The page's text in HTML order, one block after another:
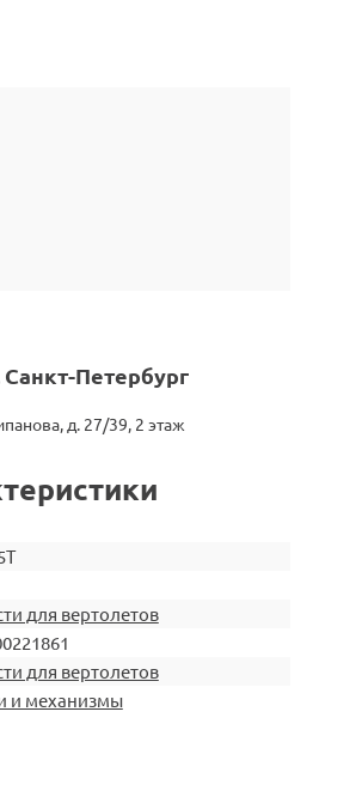
Санкт-Петербург
д. 27/39, 2 этаж
для вертолетов
для вертолетов
и механизмы